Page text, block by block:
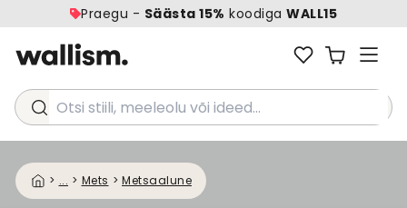
Praegu - Säästa 15% koodiga WALL15
Otsi stiili, meeleolu või ideed...
> ... > Mets > Metsaalune